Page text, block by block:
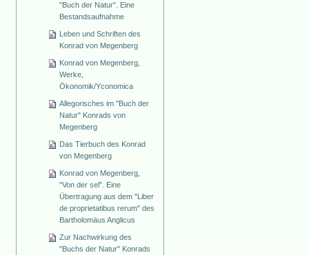
"Buch der Natur". Eine
Bestandsaufnahme
Leben und Schriften des
Konrad von Megenberg
Konrad von Megenberg,
Werke,
Ökonomik/Yconomica
Allegorisches im "Buch der
Natur" Konrads von
Megenberg
Das Tierbuch des Konrad
von Megenberg
Konrad von Megenberg,
"Von der sel". Eine
Übertragung aus dem "Liber
de proprietatibus rerum" des
Bartholomäus Anglicus
Zur Nachwirkung des
"Buchs der Natur" Konrads